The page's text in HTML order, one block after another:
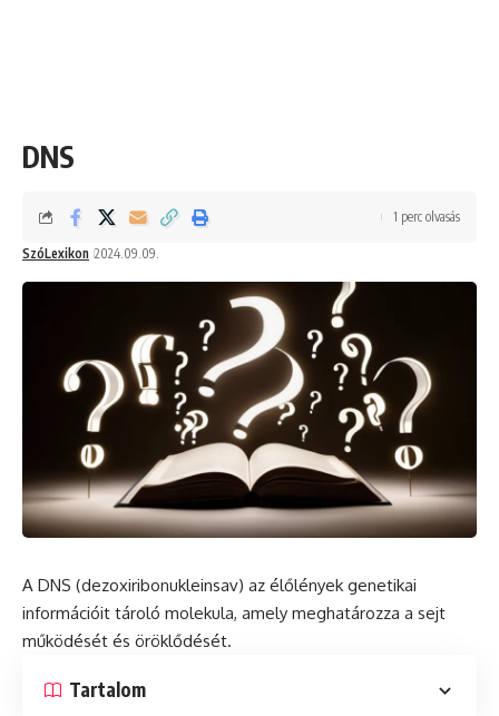
DNS
SzóLexikon 2024.09.09.
1 perc olvasás
A DNS (dezoxiribonukleinsav) az élőlények genetikai
információit tároló molekula, amely meghatározza a sejt
működését és öröklődését.
Tartalom